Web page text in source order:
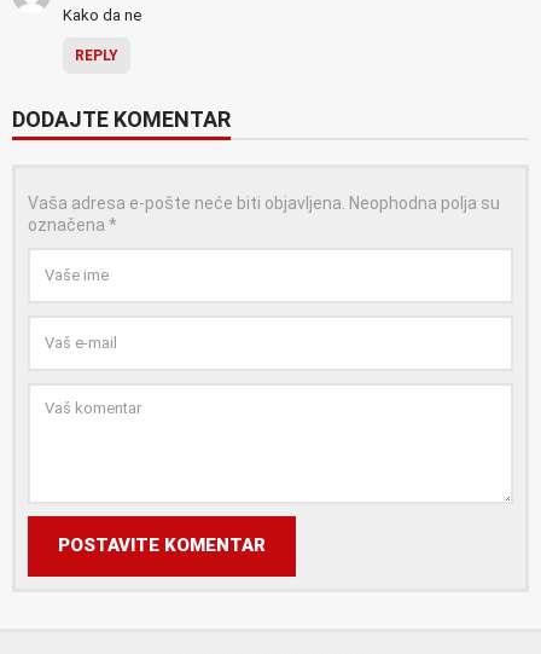
Kako da ne
REPLY
DODAJTE KOMENTAR
Vaša adresa e-pošte neće biti objavljena. Neophodna polja su
označena *
POSTAVITE KOMENTAR